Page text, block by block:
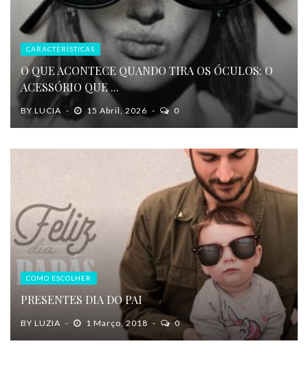
CARACTERÍSTICAS
O QUE ACONTECE QUANDO TIRA OS ÓCULOS: O
ACESSÓRIO QUE ...
BYLUCIA 15 Abril, 2026 0
COMO ESCOLHER
PRESENTES DIA DO PAI
BY LUZIA 1 Março, 2018 0